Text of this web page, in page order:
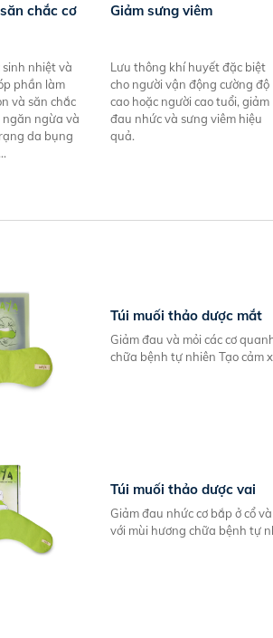
chắc cơ
nhiệt và
phần làm
và săn chắc
ngăn ngừa và
da bụng
Giảm sưng viêm
Lưu thông khí huyết đặc biệt
cho người vận động cường độ
cao hoặc người cao tuổi, giảm
đau nhức và sưng viêm hiệu
quả.
Túi muối thảo dược mắt
Giảm đau và mỏi các cơ
chữa bệnh tự nhiên Tạo cảm
Túi muối thảo dược vai
Giảm đau nhức cơ bắp ở cổ
với mùi hương chữa bệnh tự